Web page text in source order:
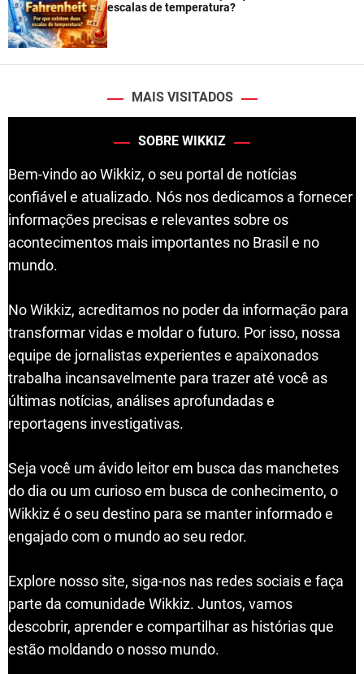
escalas de temperatura?
MAIS VISITADOS
SOBRE WIKKIZ
Bem-vindo ao Wikkiz, o seu portal de notícias
confiável e atualizado. Nós nos dedicamos a fornecer
informações precisas e relevantes sobre os
acontecimentos mais importantes no Brasil e no
mundo.
No Wikkiz, acreditamos no poder da informação para
transformar vidas e moldar o futuro. Por isso, nossa
equipe de jornalistas experientes e apaixonados
trabalha incansavelmente para trazer até você as
últimas notícias, análises aprofundadas e
reportagens investigativas.
Seja você um ávido leitor em busca das manchetes
do dia ou um curioso em busca de conhecimento, o
Wikkiz é o seu destino para se manter informado e
engajado com o mundo ao seu redor.
Explore nosso site, siga-nos nas redes sociais e faça
parte da comunidade Wikkiz. Juntos, vamos
descobrir, aprender e compartilhar as histórias que
estão moldando o nosso mundo.